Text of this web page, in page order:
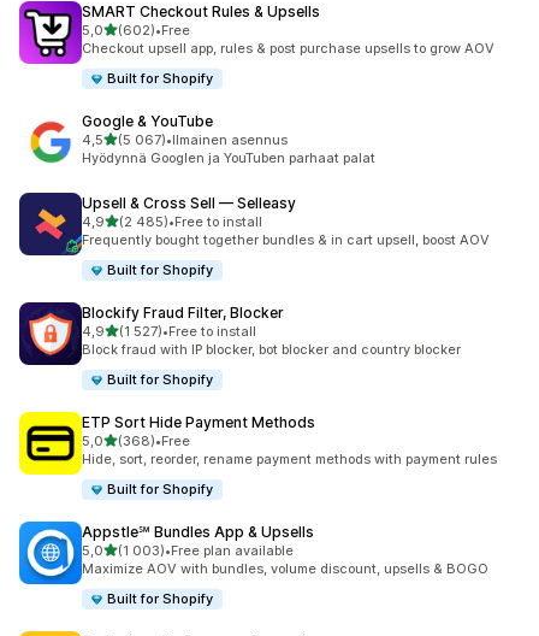
SMART Checkout Rules & Upsells
5,0/ 5 tähteä
(602)
602 arvostelua yhteensä
•Free
Checkout upsell app, rules & post purchase upsells to grow AOV
Built for Shopify
Google & YouTube
4,5/ 5 tähteä
(5 067)
5067 arvostelua yhteensä
•Ilmainen asennus
Hyödynnä Googlen ja YouTuben parhaat palat
Upsell & Cross Sell — Selleasy
4,9/ 5 tähteä
(2 485)
2485 arvostelua yhteensä
•Free to install
Frequently bought together bundles & in cart upsell, boost AOV
Built for Shopify
Blockify Fraud Filter, Blocker
4,9/ 5 tähteä
(1 527)
1527 arvostelua yhteensä
•Free to install
Block fraud with IP blocker, bot blocker and country blocker
Built for Shopify
ETP Sort Hide Payment Methods
5,0/ 5 tähteä
(368)
368 arvostelua yhteensä
•Free
Hide, sort, reorder, rename payment methods with payment rules
Built for Shopify
Appstle℠ Bundles App & Upsells
5,0/ 5 tähteä
(1 003)
1003 arvostelua yhteensä
•Free plan available
Maximize AOV with bundles, volume discount, upsells & BOGO
Built for Shopify